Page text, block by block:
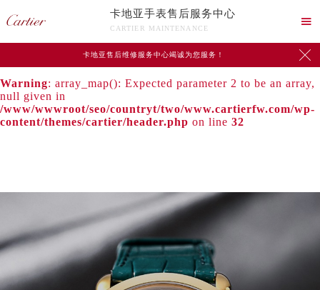
Warning
: extract() expects parameter 1 to be array, null
/www/wwwroot/seo/countryt/two/www.cartierfw.com/wp-
content/themes/cartier/header.phpon line
Warning: array_map(): Expected parameter 2 to be an array,
null given in
/www/wwwroot/seo/countryt/two/www.cartierfw.com/wp-
content/themes/cartier/header.php on line 32
卡地亚手表售后服务中心
CARTIER MAINTENANCE

卡地亚售后维修服务中心竭诚为您服务！ 